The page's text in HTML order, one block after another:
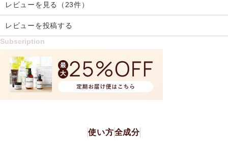
レビューを見る（23件）
レビューを投稿する
Subscription
使い方全成分